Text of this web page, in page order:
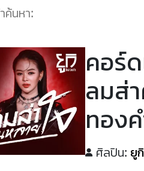
คอร์
ลมส่
ทอง
ศิลปิน: ยู